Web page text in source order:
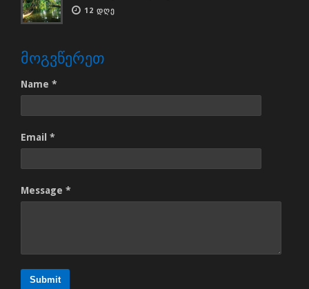
12 ᲓᲦᲔ
ᲛᲝᲒᲕᲬᲔᲠᲔᲗ
Name *
Email *
Message *
Submit